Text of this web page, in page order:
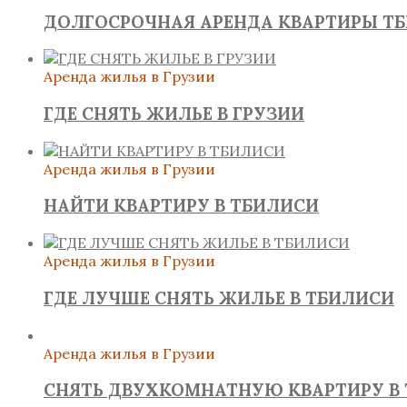
ДОЛГОСРОЧНАЯ АРЕНДА КВАРТИРЫ
Аренда жилья в Грузии
ГДЕ СНЯТЬ ЖИЛЬЕ В ГРУЗИИ
Аренда жилья в Грузии
НАЙТИ КВАРТИРУ В ТБИЛИСИ
Аренда жилья в Грузии
ГДЕ ЛУЧШЕ СНЯТЬ ЖИЛЬЕ В ТБИЛИСИ
Аренда жилья в Грузии
СНЯТЬ ДВУХКОМНАТНУЮ КВАРТИРУ В